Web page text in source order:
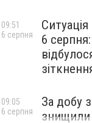
6
09:51
6 серпня
За добу
знищили
09:05
6 серпня